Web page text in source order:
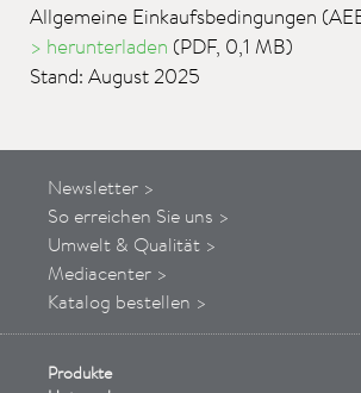
Allgemeine Einkaufsbedingungen
> herunterladen (PDF, 0,1 MB)
Stand: August 2025
Newsletter >
So erreichen Sie uns >
Umwelt & Qualität >
Mediacenter >
Katalog bestellen >
Produkte